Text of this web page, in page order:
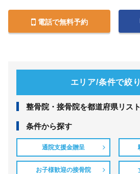
電話で無料予約
エリア/条件で絞
整⾻院・接⾻院を都道府県リス
条件から探す
通院支援金贈呈
お子様歓迎の接骨院